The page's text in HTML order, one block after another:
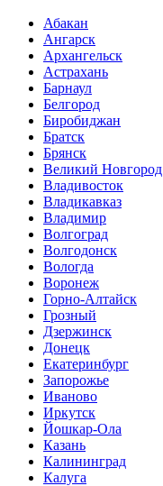
Абакан
Ангарск
Архангельск
Астрахань
Барнаул
Белгород
Биробиджан
Братск
Брянск
Великий Новгород
Владивосток
Владикавказ
Владимир
Волгоград
Волгодонск
Вологда
Воронеж
Горно-Алтайск
Грозный
Дзержинск
Донецк
Екатеринбург
Запорожье
Иваново
Иркутск
Йошкар-Ола
Казань
Калининград
Калуга